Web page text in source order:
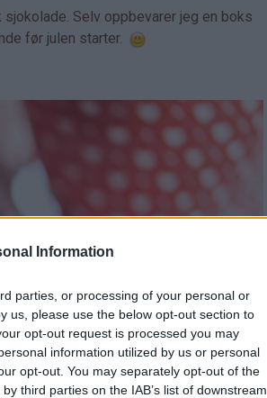
Information
parties, or processing of your personal or
us, please use the below opt-out section to
opt-out request is processed you may
information utilized by us or personal
opt-out. You may separately opt-out of the
third parties on the IAB’s list of downstream
Selv oppbevarer jeg en boks
før julen starter.